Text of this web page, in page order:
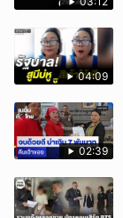
04:09
02:39